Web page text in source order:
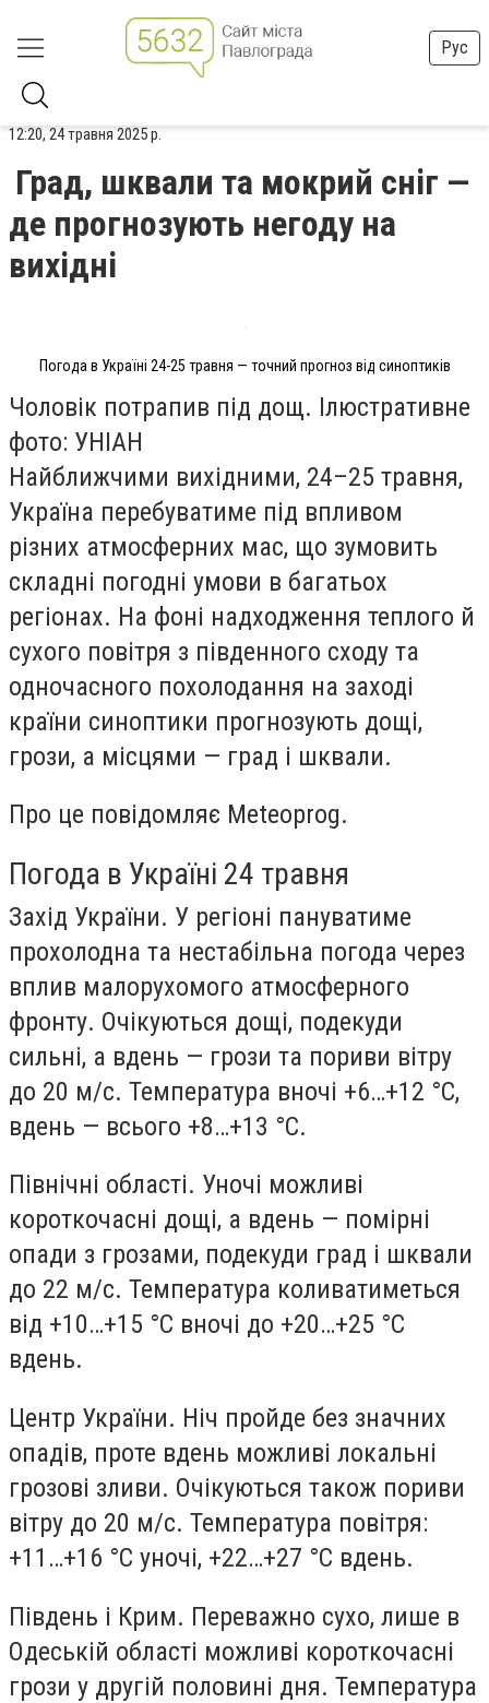
Рус
12:20, 24 травня 2025 р.
Град, шквали та мокрий сніг —
де прогнозують негоду на
вихідні
Погода в Україні 24-25 травня — точний прогноз від синоптиків
Чоловік потрапив під дощ. Ілюстративне
фото: УНІАН
Найближчими вихідними, 24–25 травня,
Україна перебуватиме під впливом
різних атмосферних мас, що зумовить
складні погодні умови в багатьох
регіонах. На фоні надходження теплого й
сухого повітря з південного сходу та
одночасного похолодання на заході
країни синоптики прогнозують дощі,
грози, а місцями — град і шквали.
Про це повідомляє Meteoprog.
Погода в Україні 24 травня
Захід України. У регіоні пануватиме
прохолодна та нестабільна погода через
вплив малорухомого атмосферного
фронту. Очікуються дощі, подекуди
сильні, а вдень — грози та пориви вітру
до 20 м/с. Температура вночі +6…+12 °С,
вдень — всього +8…+13 °С.
Північні області. Уночі можливі
короткочасні дощі, а вдень — помірні
опади з грозами, подекуди град і шквали
до 22 м/с. Температура коливатиметься
від +10…+15 °С вночі до +20…+25 °С
вдень.
Центр України. Ніч пройде без значних
опадів, проте вдень можливі локальні
грозові зливи. Очікуються також пориви
вітру до 20 м/с. Температура повітря:
+11…+16 °С уночі, +22…+27 °С вдень.
Південь і Крим. Переважно сухо, лише в
Одеській області можливі короткочасні
грози у другій половині дня. Температура